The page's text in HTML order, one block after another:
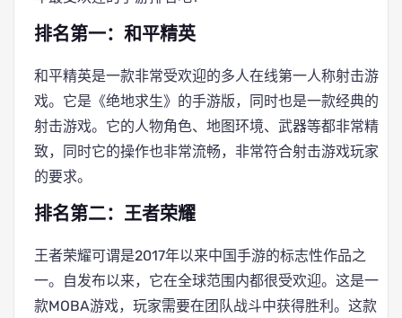
排名第一：和平精英
和平精英是一款非常受欢迎的多人在线第一人称射击游
戏。它是《绝地求生》的手游版，同时也是一款经典的
射击游戏。它的人物角色、地图环境、武器等都非常精
致，同时它的操作也非常流畅，非常符合射击游戏玩家
的要求。
排名第二：王者荣耀
王者荣耀可谓是2017年以来中国手游的标志性作品之
一。自发布以来，它在全球范围内都很受欢迎。这是一
款MOBA游戏，玩家需要在团队战斗中获得胜利。这款